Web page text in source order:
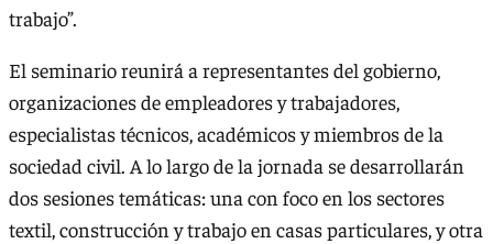
trabajo”.
El seminario reunirá a representantes del gobierno,
organizaciones de empleadores y trabajadores,
especialistas técnicos, académicos y miembros de la
sociedad civil. A lo largo de la jornada se desarrollarán
dos sesiones temáticas: una con foco en los sectores
textil, construcción y trabajo en casas particulares, y otra